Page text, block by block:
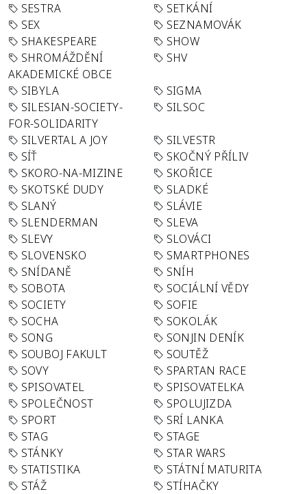
SESTRA
SETKÁNÍ
SEX
SEZNAMOVÁK
SHAKESPEARE
SHOW
SHROMÁŽDĚNÍ
AKADEMICKÉ OBCE
SHV
SIBYLA
SIGMA
SILESIAN-SOCIETY-
FOR-SOLIDARITY
SILSOC
SILVERTAL A JOY
SILVESTR
SÍŤ
SKOČNÝ PŘÍLIV
SKORO-NA-MIZINE
SKOŘICE
SKOTSKÉ DUDY
SLADKÉ
SLANÝ
SLÁVIE
SLENDERMAN
SLEVA
SLEVY
SLOVÁCI
SLOVENSKO
SMARTPHONES
SNÍDANĚ
SNÍH
SOBOTA
SOCIÁLNÍ VĚDY
SOCIETY
SOFIE
SOCHA
SOKOLÁK
SONG
SONJIN DENÍK
SOUBOJ FAKULT
SOUTĚŽ
SOVY
SPARTAN RACE
SPISOVATEL
SPISOVATELKA
SPOLEČNOST
SPOLUJIZDA
SPORT
SRÍ LANKA
STAG
STAGE
STÁNKY
STAR WARS
STATISTIKA
STÁTNÍ MATURITA
STÁŽ
STÍHAČKY